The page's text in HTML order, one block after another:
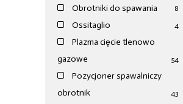
Obrotniki do spawania 8
Ossitaglio 4
Plazma cięcie tlenowo
gazowe
54
Pozycjoner spawalniczy
obrotnik
43